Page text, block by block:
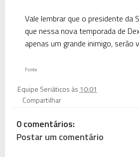
Vale lembrar que o presidente da
que nessa nova temporada de
apenas um grande inimigo, serão
Fonte
Equipe Seriáticos às 10:01
Compartilhar
0 comentários:
Postar um comentário